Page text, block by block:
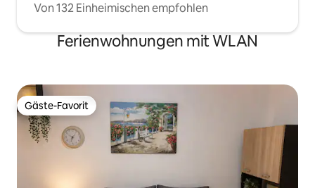
Von 132 Einheimischen empfohlen
Ferienwohnungen mit WLAN
Gäste-Favorit
Gäste-Favorit